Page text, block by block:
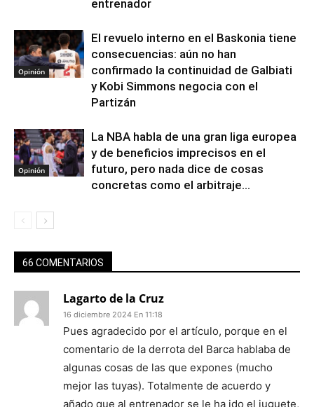
entrenador
Opinión
El revuelo interno en el Baskonia tiene
consecuencias: aún no han
confirmado la continuidad de Galbiati
y Kobi Simmons negocia con el
Partizán
Opinión
La NBA habla de una gran liga europea
y de beneficios imprecisos en el
futuro, pero nada dice de cosas
concretas como el arbitraje...
66 COMENTARIOS
Lagarto de la Cruz
16 diciembre 2024 En 11:18
Pues agradecido por el artículo, porque en el
comentario de la derrota del Barca hablaba de
algunas cosas de las que expones (mucho
mejor las tuyas). Totalmente de acuerdo y
añado que al entrenador se le ha ido el juguete,